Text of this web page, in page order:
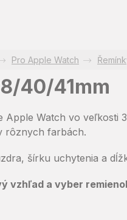
Pro Apple Watch
40/41mm
Apple Watch vo veľkosti
rôznych farbách.
šírku uchytenia a
vzhľad a vyber